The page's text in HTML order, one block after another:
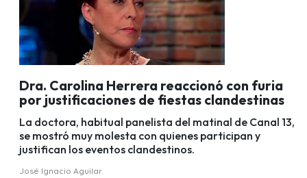
Dra. Carolina Herrera reaccionó con furia
por justificaciones de fiestas clandestinas
La doctora, habitual panelista del matinal de Canal 13,
se mostró muy molesta con quienes participan y
justifican los eventos clandestinos.
José Ignacio Aguilar